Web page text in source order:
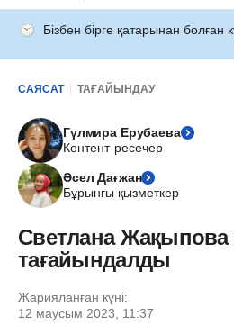
Бізбен бірге қатарынан болған
САЯСАТ ТАҒАЙЫНДАУ
Гүлмира Ерубаева
Контент-ресечер
Әсел Дағжан
Бұрынғы қызметкер
Светлана Жақыпова
тағайындалды
Жарияланған күні:
12 маусым 2023, 11:37